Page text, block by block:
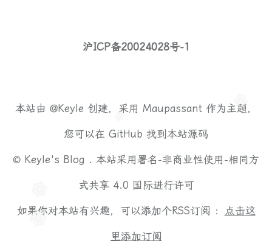
沪ICP备20024028号-1
本站由 @Keyle 创建，采用 Maupassant作为主题，
您可以在 GitHub 找到本站源码
© Keyle's Blog . 本站采用署名-非商业性使用-相同方
式共享 4.0 国际进行许可
如果你对本站有兴趣，可以添加个RSS订阅 ： 点击这
里添加订阅